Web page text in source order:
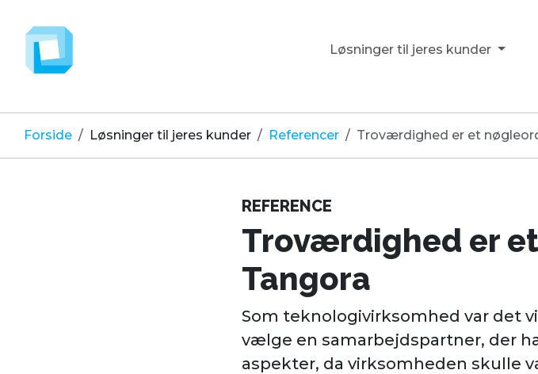
Løsninger til jeres kunder
Forside Løsninger til jeres kunder Referencer Troværdighed er et
REFERENCE
Troværdighed er
Tangora
Som teknologivirksomhed var det
vælge en samarbejdspartner, der
aspekter, da virksomheden skulle